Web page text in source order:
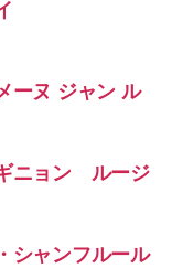
ーヌ ジャン ル
ニョン ルージ
ャンフルール